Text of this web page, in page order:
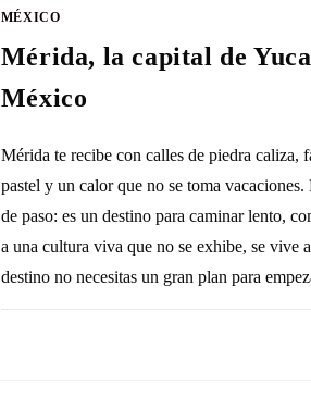
MÉXICO
Mérida, la capital de
México
Mérida te recibe con calles de piedra caliza,
pastel y un calor que no se toma vacaciones.
de paso: es un destino para caminar lento,
a una cultura viva que no se exhibe, se vive
destino no necesitas un gran plan para